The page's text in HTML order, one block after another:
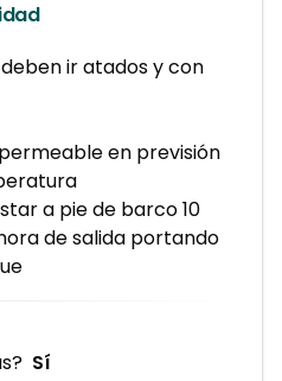
ir atados y con
en previsión
a pie de barco 10
de salida portando
Sí